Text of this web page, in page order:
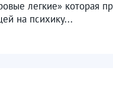
легкие» которая
на психику...